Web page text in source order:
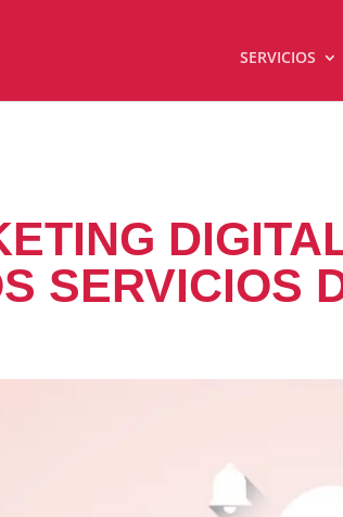
SERVICIOS
SERVICIOS